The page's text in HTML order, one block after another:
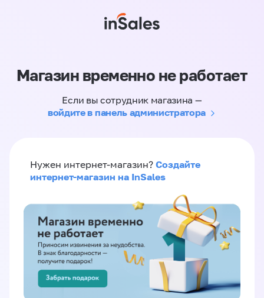
Магазин временно не работает
Если вы сотрудник магазина —
войдите в панель администратора
Нужен интернет-магазин? Создайте
интернет-магазин на InSales